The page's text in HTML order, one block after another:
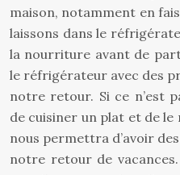
maison, notamment en
laissons dans le
la nourriture avant de
le réfrigérateur avec des
notre retour. Si ce n’est
de cuisiner un plat et de
nous permettra d’avoir
notre retour de vacances.